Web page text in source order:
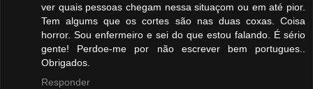
ver quais pessoas chegam nessa situaçom ou em até pior.
Tem algums que os cortes são nas duas coxas. Coisa
horror. Sou enfermeiro e sei do que estou falando. É sério
gente! Perdoe-me por não escrever bem portugues..
Obrigados.
Responder